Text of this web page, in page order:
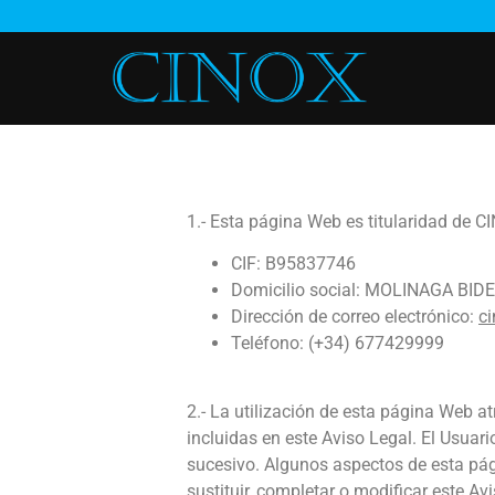
1.- Esta página Web es titularidad de
CIF: B95837746
Domicilio social: MOLINAGA
Dirección de correo electrónico:
Teléfono: (+34) 677429999
2.- La utilización de esta página Web
incluidas en este Aviso Legal. El
sucesivo. Algunos aspectos de esta